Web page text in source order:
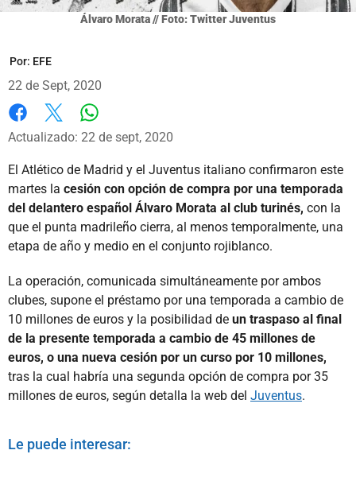
Álvaro Morata // Foto: Twitter Juventus
Por: EFE
22 de Sept, 2020
Facebook
X
Actualizado: 22 de sept, 2020
El Atlético de Madrid y el Juventus italiano confirmaron este
martes la cesión con opción de compra por una temporada
del delantero español Álvaro Morata al club turinés, con la
que el punta madrileño cierra, al menos temporalmente, una
etapa de año y medio en el conjunto rojiblanco.
La operación, comunicada simultáneamente por ambos
clubes, supone el préstamo por una temporada a cambio de
10 millones de euros y la posibilidad de un traspaso al final
de la presente temporada a cambio de 45 millones de
euros, o una nueva cesión por un curso por 10 millones,
tras la cual habría una segunda opción de compra por 35
millones de euros, según detalla la web del Juventus.
Le puede interesar: